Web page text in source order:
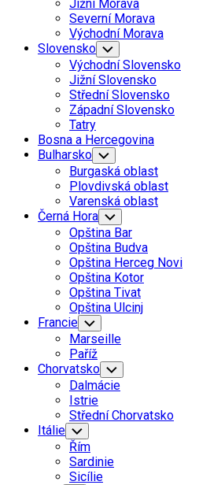
Jižní Morava
Severní Morava
Východní Morava
Slovensko Toggle
Child
Menu
Východní Slovensko
Jižní Slovensko
Střední Slovensko
Západní Slovensko
Tatry
Bosna a Hercegovina
Bulharsko Toggle
Child
Menu
Burgaská oblast
Plovdivská oblast
Varenská oblast
Černá Hora Toggle
Child
Menu
Opština Bar
Opština Budva
Opština Herceg Novi
Opština Kotor
Opština Tivat
Opština Ulcinj
Francie Toggle
Child
Menu
Marseille
Paříž
Chorvatsko Toggle
Child
Menu
Dalmácie
Istrie
Střední Chorvatsko
Itálie Toggle
Child
Menu
Řím
Sardinie
Sicílie